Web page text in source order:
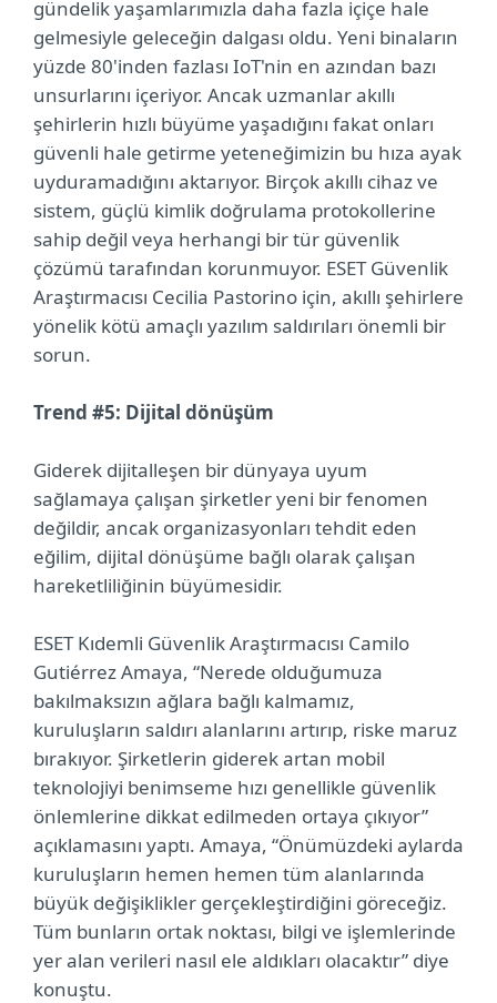
gündelik yaşamlarımızla daha fazla içiçe hale
gelmesiyle geleceğin dalgası oldu. Yeni binaların
yüzde 80'inden fazlası IoT'nin en azından bazı
unsurlarını içeriyor. Ancak uzmanlar akıllı
şehirlerin hızlı büyüme yaşadığını fakat onları
güvenli hale getirme yeteneğimizin bu hıza ayak
uyduramadığını aktarıyor. Birçok akıllı cihaz ve
sistem, güçlü kimlik doğrulama protokollerine
sahip değil veya herhangi bir tür güvenlik
çözümü tarafından korunmuyor. ESET Güvenlik
Araştırmacısı Cecilia Pastorino için, akıllı şehirlere
yönelik kötü amaçlı yazılım saldırıları önemli bir
sorun.
Trend #5: Dijital dönüşüm
Giderek dijitalleşen bir dünyaya uyum
sağlamaya çalışan şirketler yeni bir fenomen
değildir, ancak organizasyonları tehdit eden
eğilim, dijital dönüşüme bağlı olarak çalışan
hareketliliğinin büyümesidir.
ESET Kıdemli Güvenlik Araştırmacısı Camilo
Gutiérrez Amaya, “Nerede olduğumuza
bakılmaksızın ağlara bağlı kalmamız,
kuruluşların saldırı alanlarını artırıp, riske maruz
bırakıyor. Şirketlerin giderek artan mobil
teknolojiyi benimseme hızı genellikle güvenlik
önlemlerine dikkat edilmeden ortaya çıkıyor”
açıklamasını yaptı. Amaya, “Önümüzdeki aylarda
kuruluşların hemen hemen tüm alanlarında
büyük değişiklikler gerçekleştirdiğini göreceğiz.
Tüm bunların ortak noktası, bilgi ve işlemlerinde
yer alan verileri nasıl ele aldıkları olacaktır” diye
konuştu.